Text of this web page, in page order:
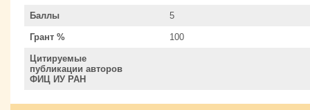
Баллы 5
Грант % 100
Цитируемые
публикации авторов
ФИЦ ИУ РАН